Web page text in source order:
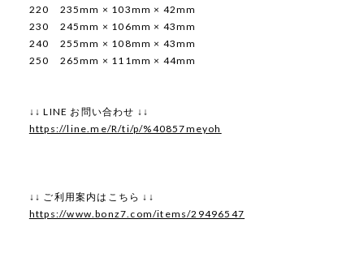
220 235mm × 103mm × 42mm
230 245mm × 106mm × 43mm
240 255mm × 108mm × 43mm
250 265mm × 111mm × 44mm
↓↓ LINE お問い合わせ ↓↓
https://line.me/R/ti/p/%40857meyoh
↓↓ ご利用案内はこちら ↓↓
https://www.bonz7.com/items/29496547